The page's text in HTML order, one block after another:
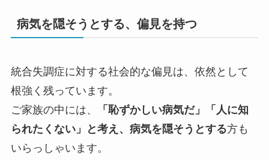
病気を隠そうとする、偏見を持つ
統合失調症に対する社会的な偏見は、依然として
根強く残っています。
ご家族の中には、
「恥ずかしい病気だ」「人に知
られたくない」と考え、病気を隠そうとする方も
いらっしゃいます。